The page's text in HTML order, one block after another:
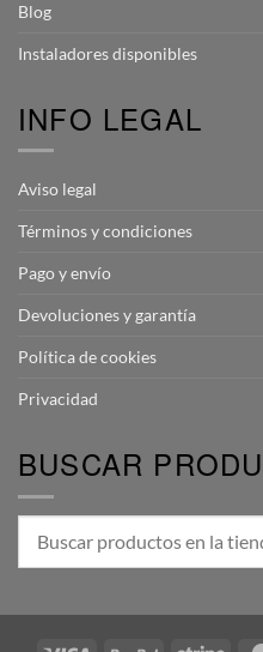
Blog
Instaladores disponibles
INFO LEGAL
Aviso legal
Términos y condiciones
Pago y envío
Devoluciones y garantía
Política de cookies
Privacidad
BUSCAR